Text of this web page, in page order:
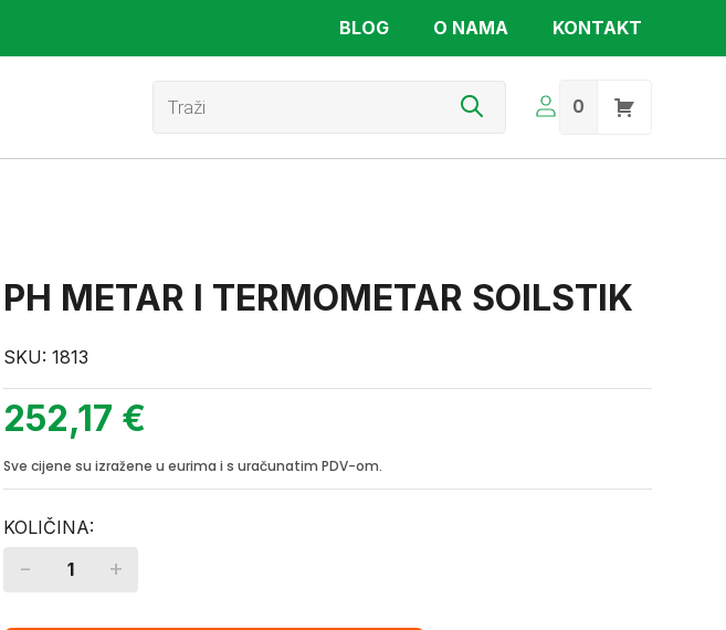
BLOG O NAMA KONTAKT
Products
search 0
PH METAR I TERMOMETAR SOILSTIK
SKU:1813
252,17 €
Sve cijene su izražene u eurima i s uračunatim PDV-om.
Quantity
- +